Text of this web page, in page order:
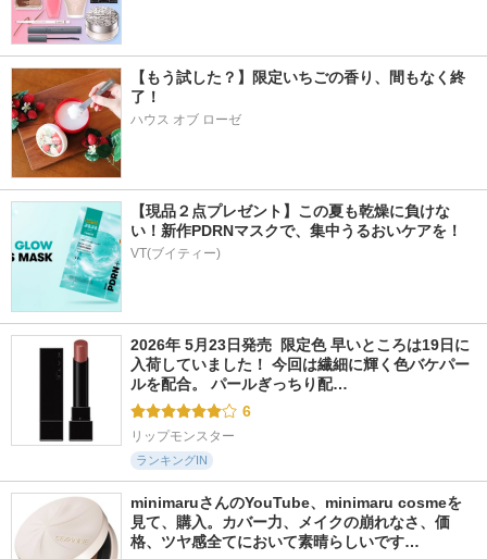
【もう試した？】限定いちごの香り、間もなく終
了！
ハウス オブ ローゼ
【現品２点プレゼント】この夏も乾燥に負けな
い！新作PDRNマスクで、集中うるおいケアを！
VT(ブイティー)
2026年 5月23日発売  限定色 早いところは19日に
入荷していました！ 今回は繊細に輝く色バケパー
ルを配合。 パールぎっちり配…
6
リップモンスター
ランキングIN
minimaruさんのYouTube、minimaru cosmeを
見て、購入。カバー力、メイクの崩れなさ、価
格、ツヤ感全てにおいて素晴らしいです…